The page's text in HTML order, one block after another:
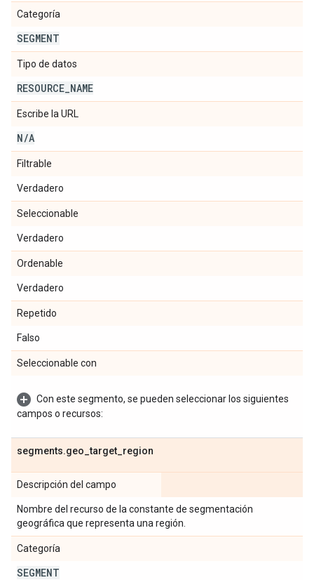
Categoría
SEGMENT
Tipo de datos
RESOURCE NAME
Escribe la URL
N/A
Filtrable
Verdadero
Seleccionable
Verdadero
Ordenable
Verdadero
Repetido
Falso
Seleccionable con
Con este segmento, se pueden seleccionar los siguientes
campos o recursos:
segments.geo _target region
Descripción del campo
Nombre del recurso de la constante de segmentación
geográfica que representa una región.
Categoría
SEGMENT